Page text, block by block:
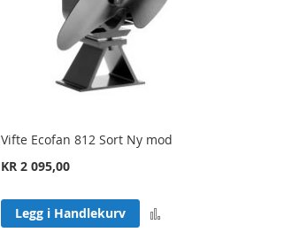
Vifte Ecofan 812 Sort Ny mod
KR 2 095,00
Legg i Handlekurv